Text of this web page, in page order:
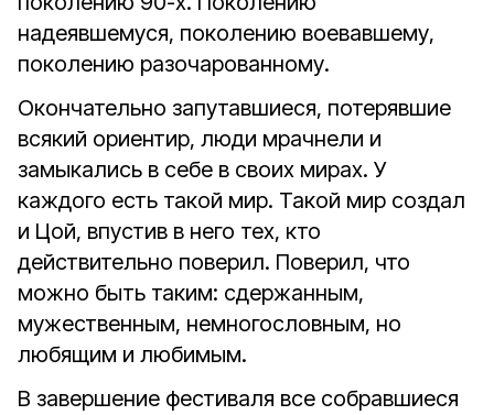
надеявшемуся, поколению воевавшему,
поколению разочарованному.
Окончательно запутавшиеся, потерявшие
всякий ориентир, люди мрачнели и
замыкались в себе в своих мирах. У
каждого есть такой мир. Такой мир создал
и Цой, впустив в него тех, кто
действительно поверил. Поверил, что
можно быть таким: сдержанным,
мужественным, немногословным, но
любящим и любимым.
В завершение фестиваля все собравшиеся